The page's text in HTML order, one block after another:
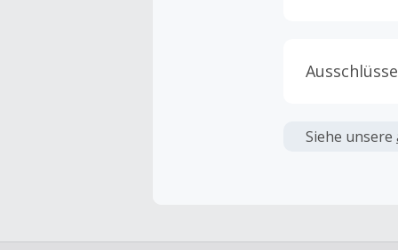
Ausschlüsse
verwendet
Siehe unsere